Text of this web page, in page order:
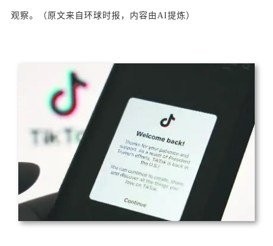
观察。（原文来自环球时报，内容由AI提炼）